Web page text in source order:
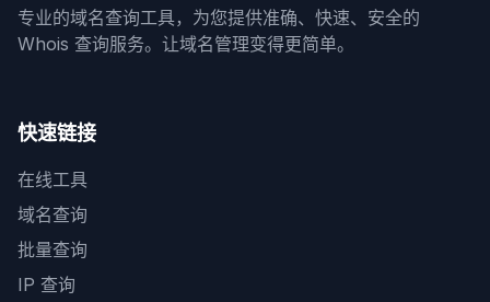
专业的域名查询工具，为您提供准确、快速、安全的
Whois 查询服务。让域名管理变得更简单。
快速链接
在线工具
域名查询
批量查询
IP 查询